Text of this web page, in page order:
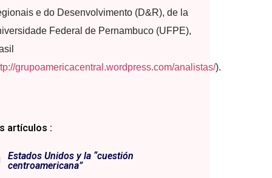
e do Desenvolvimento (D&R), de la
Federal de Pernambuco (UFPE),
grupoamericacentral.wordpress.com/analistas/).
artículos :
Estados Unidos y la “cuestión
centroamericana”